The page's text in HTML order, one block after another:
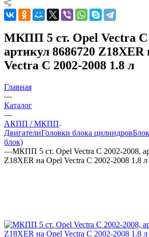
МКПП 5 ст. Opel Vectra C
артикул 8686720 Z18XER
Vectra C 2002-2008 1.8 л
Главная
—
Каталог
—
АКПП / МКПП
ДвигателиГоловки блока цилиндров
блок)
—МКПП 5 ст. Opel Vectra C 2002-2008,
Z18XER на Opel Vectra C 2002-2008 1.8 л